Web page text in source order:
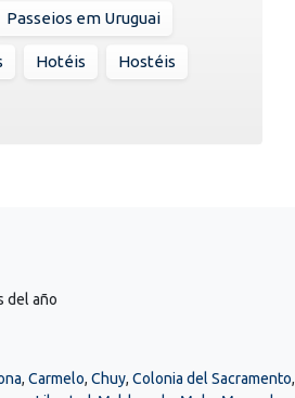
Passeios em Uruguai
Hotéis Hostéis
del año
, Carmelo, Chuy, Colonia del Sacramento,